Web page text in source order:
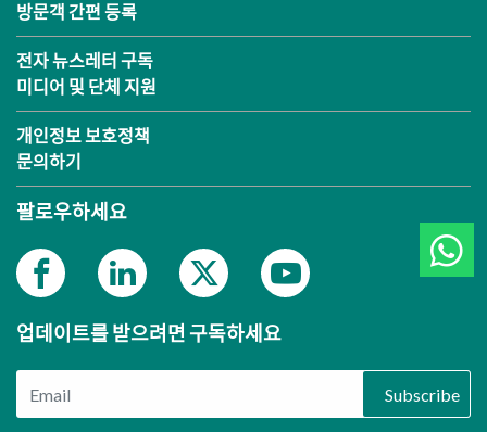
방문객 간편 등록
전자 뉴스레터 구독
미디어 및 단체 지원
개인정보 보호정책
문의하기
팔로우하세요
업데이트를 받으려면 구독하세요
Subscribe